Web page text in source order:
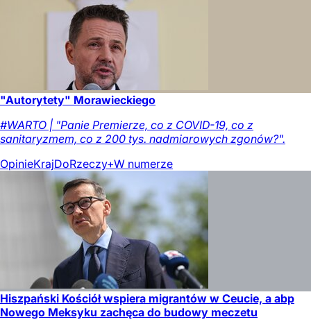
"Autorytety" Morawieckiego
#WARTO | "Panie Premierze, co z COVID-19, co z
sanitaryzmem, co z 200 tys. nadmiarowych zgonów?".
OpinieKrajDoRzeczy+W numerze
Hiszpański Kościół wspiera migrantów w Ceucie, a abp
Nowego Meksyku zachęca do budowy meczetu